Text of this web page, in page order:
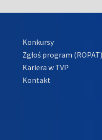
Konkursy
Zgłoś program (ROPAT)
Kariera w TVP
Kontakt